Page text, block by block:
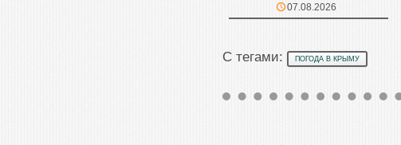
07.08.2026
С тегами: ПОГОДА В КРЫМУ